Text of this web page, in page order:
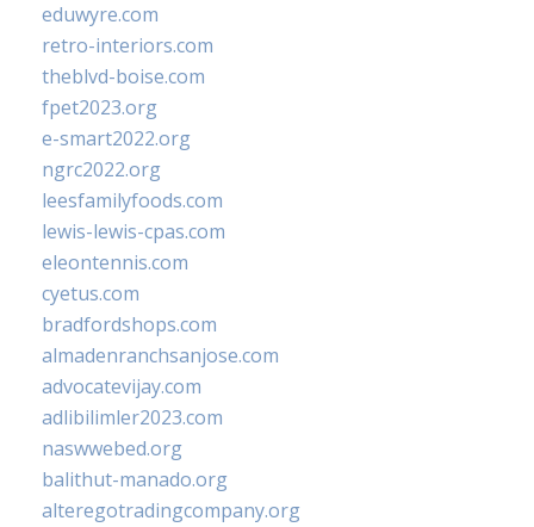
eduwyre.com
retro-interiors.com
theblvd-boise.com
fpet2023.org
e-smart2022.org
ngrc2022.org
leesfamilyfoods.com
lewis-lewis-cpas.com
eleontennis.com
cyetus.com
bradfordshops.com
almadenranchsanjose.com
advocatevijay.com
adlibilimler2023.com
naswwebed.org
balithut-manado.org
alteregotradingcompany.org